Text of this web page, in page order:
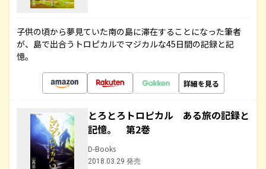
子供の頃から夢見ていた南の島に滞在することになった筆者
が、島で出合うトロピカルでマジカルな45日間の記録と記
憶。
詳細を見る
とろとろトロピカル ある旅の記録と
記憶。 第2巻
D-Books
2018.03.29 発売